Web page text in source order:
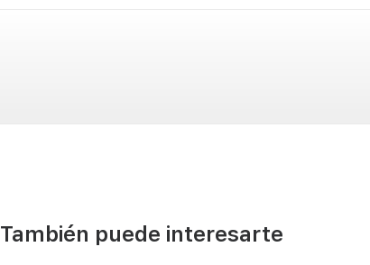
También puede interesarte